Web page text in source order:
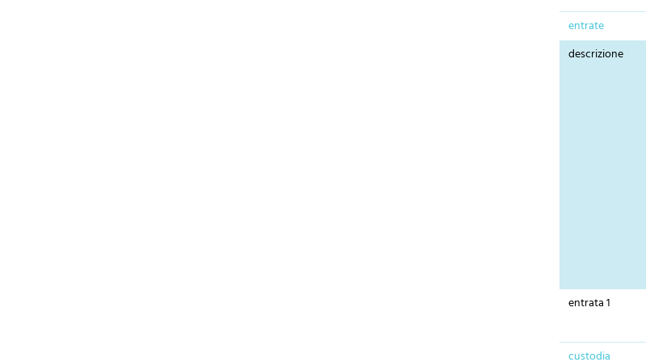
entrate
descrizione
entrata 1
custodia